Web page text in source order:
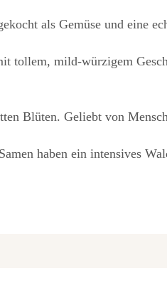
als Gemüse und eine
tollem, mild-würzigem
Blüten. Geliebt von
haben ein intensives